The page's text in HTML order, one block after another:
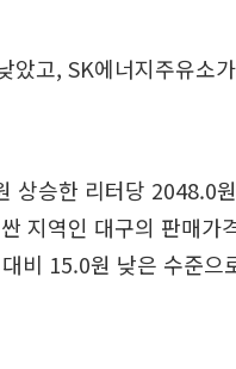
았고, SK에너지주유소
상승한 리터당 2048.0
지역인 대구의 판매가
비 15.0원 낮은 수준으